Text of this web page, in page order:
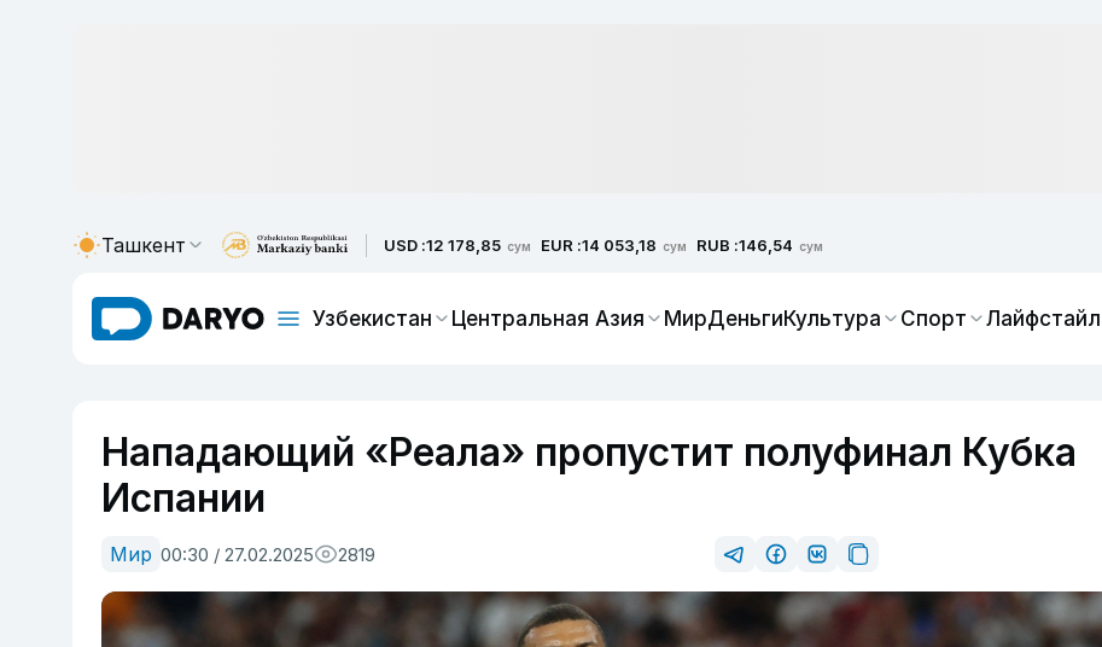
Ташкент USD :12 178,85 сум EUR :14 053,18 сум RUB :146,54 сум
Узбекистан Центральная Азия МирДеньгиКультура Спорт Лайфстайл
Нападающий «Реала» пропустит полуфинал Кубка
Испании
Мир 00:30 / 27.02.2025 2819